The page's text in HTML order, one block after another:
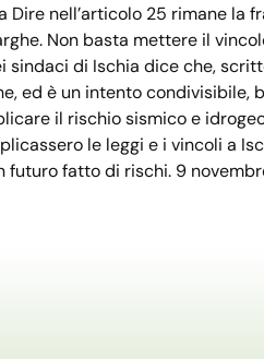
nell’articolo 25 rimane la
Non basta mettere il
sindaci di Ischia dice che,
ed è un intento
il rischio sismico e
le leggi e i vincoli a
futuro fatto di rischi. 9